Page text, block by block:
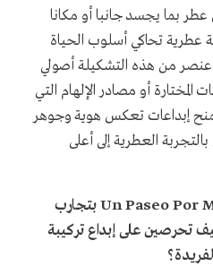
بما يجسد جانبا أو مكانا
عطرية تحاكي أسلوب الحياة
من هذه التشكيلة أصولي
المختارة أو مصادر الإلهام التي
إبداعات تعكس هوية وجوهر
العطرية إلى أعلى
تحتفي عطور تشكيلة Un Paseo Por Madrid بتجارب
تحرصين على إبداع تركيبة